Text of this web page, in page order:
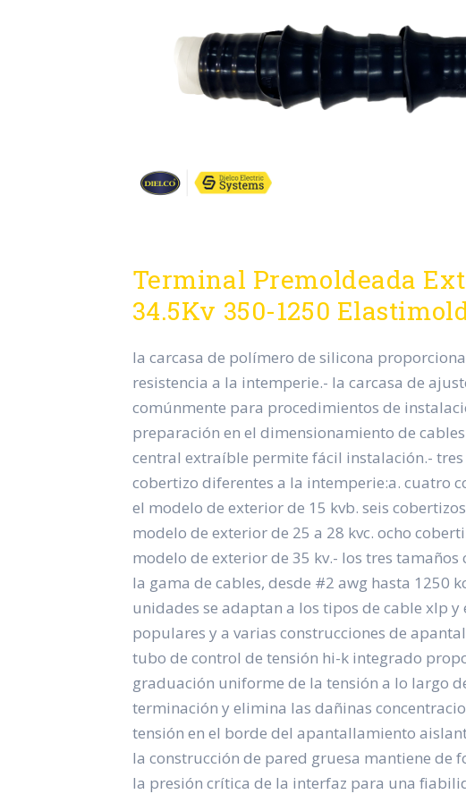
Terminal Premoldeada
34.5Kv 350-1250
la carcasa de polímero de silicona
resistencia a la intemperie.- la carcasa de
comúnmente para procedimientos de
preparación en el dimensionamiento de
central extraíble permite fácil instalación.- tres
cobertizo diferentes a la intemperie:a. cuatro
el modelo de exterior de 15 kvb. seis
modelo de exterior de 25 a 28 kvc. ocho
modelo de exterior de 35 kv.- los tres tamaños
la gama de cables, desde #2 awg hasta 1250
unidades se adaptan a los tipos de cable xlp y
populares y a varias construcciones de
tubo de control de tensión hi-k integrado
graduación uniforme de la tensión a lo largo
terminación y elimina las dañinas
tensión en el borde del apantallamiento
la construcción de pared gruesa mantiene de
la presión crítica de la interfaz para una